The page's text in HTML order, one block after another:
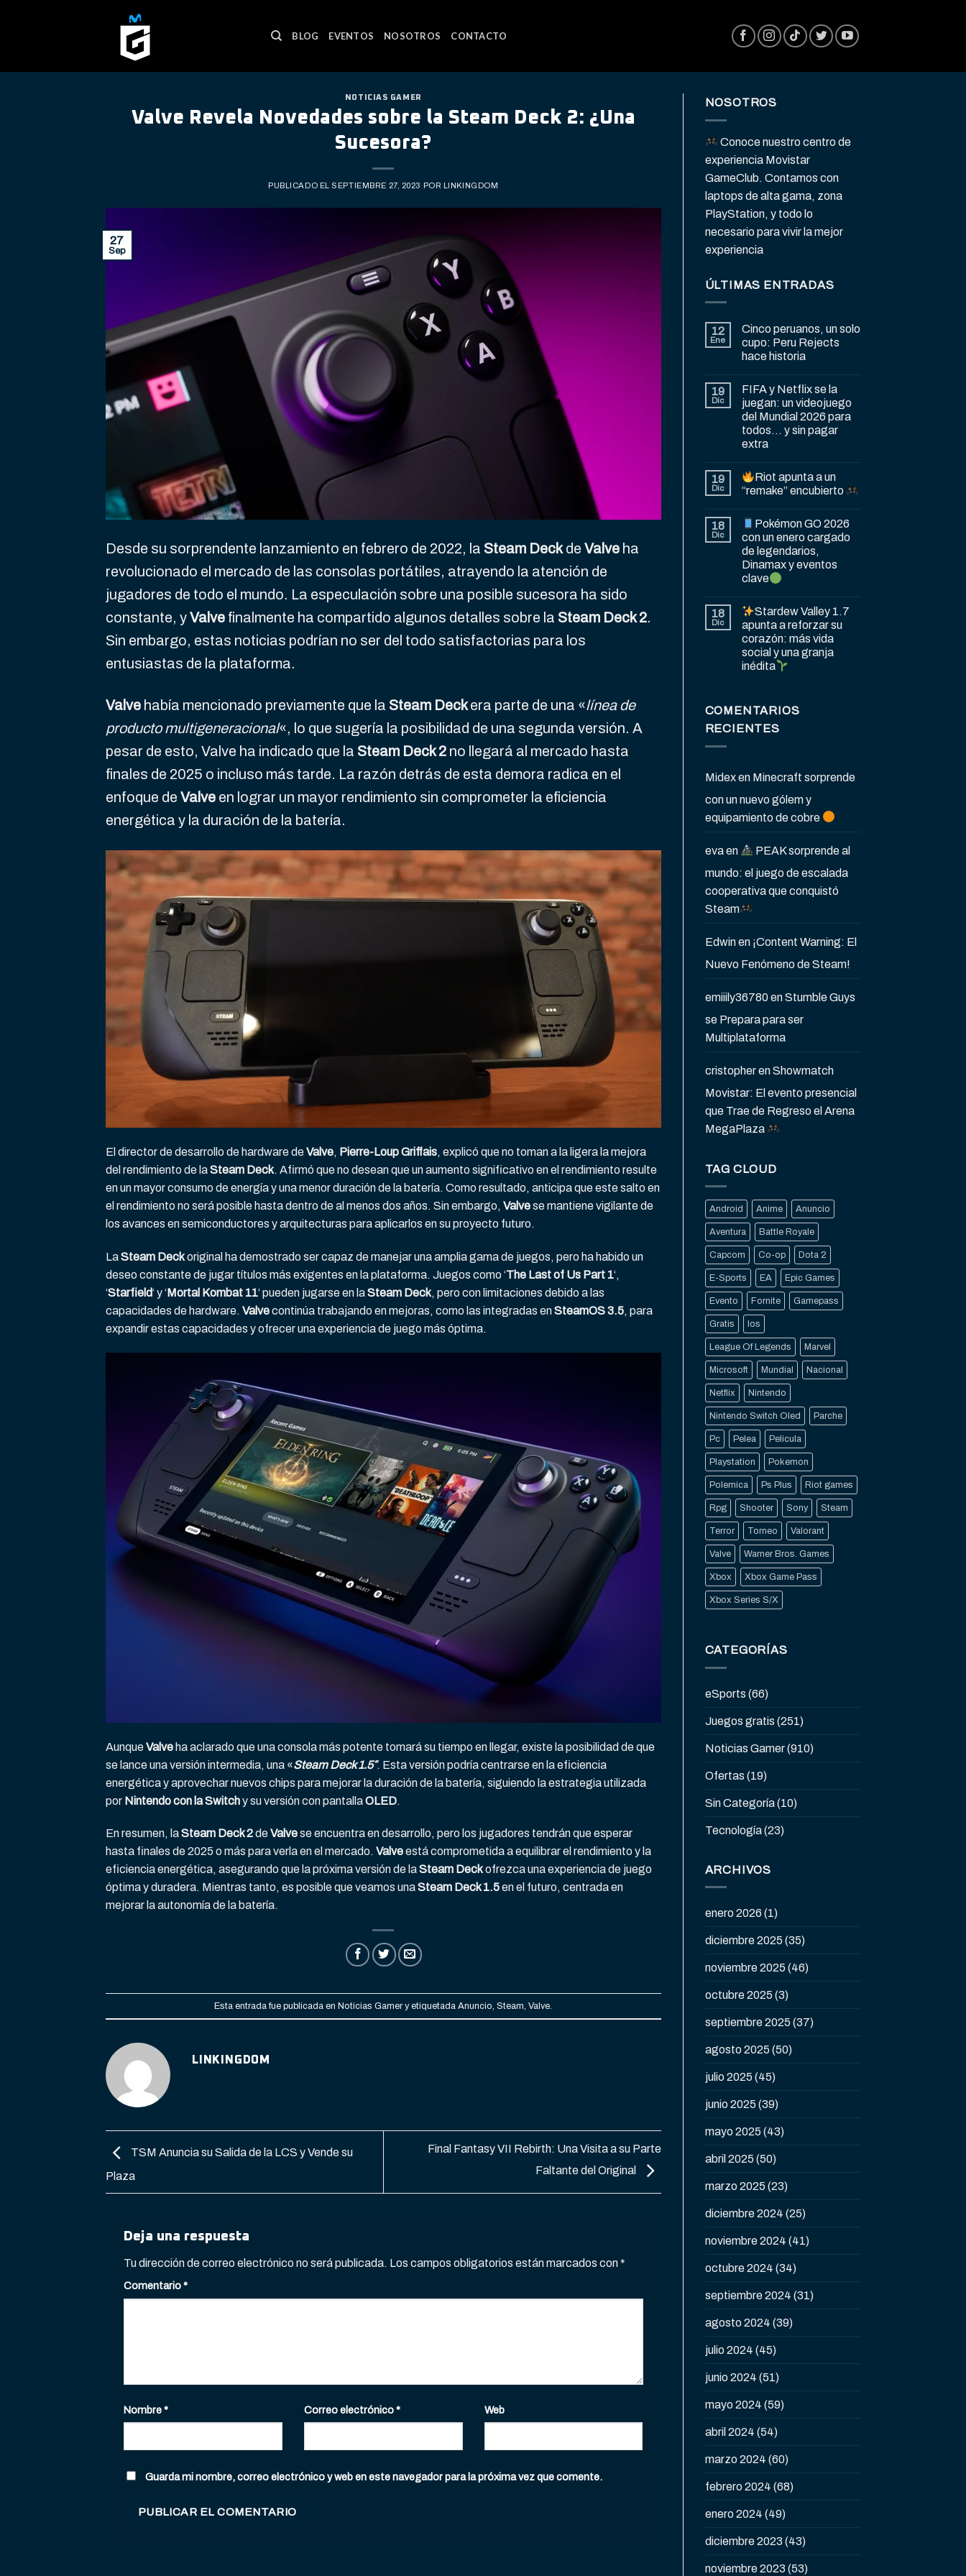
BLOG EVENTOS NOSOTROS CONTACTO
NOTICIAS GAMER
Valve Revela Novedades sobre la Steam Deck 2: ¿Una
Sucesora?
PUBLICADO EL SEPTIEMBRE 27, 2023 POR LINKINGDOM
27
Sep
Desde su sorprendente lanzamiento en febrero de 2022, la Steam Deckde Valve ha
revolucionado el mercado de las consolas portátiles, atrayendo la atención de
jugadores de todo el mundo. La especulación sobre una posible sucesora ha sido
constante, yValve finalmente ha compartido algunos detalles sobre la Steam Deck 2.
Sin embargo, estas noticias podrían no ser del todo satisfactorias para los
entusiastas de la plataforma.
Valve había mencionado previamente que la Steam Deckera parte de una «línea de
producto multigeneracional«, lo que sugería la posibilidad de una segunda versión. A
pesar de esto, Valve ha indicado que la Steam Deck 2 no llegará al mercado hasta
finales de 2025 o incluso más tarde. La razón detrás de esta demora radica en el
enfoque de Valve en lograr un mayor rendimiento sin comprometer la eficiencia
energética y la duración de la batería.
El director de desarrollo de hardware deValve, Pierre-Loup Griffais, explicó que no toman a la ligera la mejora
del rendimiento de laSteam Deck. Afirmó que no desean que un aumento significativo en el rendimiento resulte
en un mayor consumo de energía y una menor duración de la batería. Como resultado, anticipa que este salto en
el rendimiento no será posible hasta dentro de al menos dos años. Sin embargo, Valvese mantiene vigilante de
los avances en semiconductores y arquitecturas para aplicarlos en su proyecto futuro.
LaSteam Deckoriginal ha demostrado ser capaz de manejar una amplia gama de juegos, pero ha habido un
deseo constante de jugar títulos más exigentes en la plataforma. Juegos como ‘The Last of Us Part 1‘,
‘Starfield‘ y ‘Mortal Kombat 11‘ pueden jugarse en laSteam Deck, pero con limitaciones debido a las
capacidades de hardware. Valvecontinúa trabajando en mejoras, como las integradas enSteamOS 3.5, para
expandir estas capacidades y ofrecer una experiencia de juego más óptima.
AunqueValve ha aclarado que una consola más potente tomará su tiempo en llegar, existe la posibilidad de que
se lance una versión intermedia, una «Steam Deck 1.5″. Esta versión podría centrarse en la eficiencia
energética y aprovechar nuevos chips para mejorar la duración de la batería, siguiendo la estrategia utilizada
por Nintendo con la Switchy su versión con pantallaOLED.
En resumen, laSteam Deck 2deValvese encuentra en desarrollo, pero los jugadores tendrán que esperar
hasta finales de 2025 o más para verla en el mercado. Valveestá comprometida a equilibrar el rendimiento y la
eficiencia energética, asegurando que la próxima versión de laSteam Deckofrezca una experiencia de juego
óptima y duradera. Mientras tanto, es posible que veamos unaSteam Deck 1.5en el futuro, centrada en
mejorar la autonomía de la batería.
Esta entrada fue publicada enNoticias Gamer y etiquetadaAnuncio ,Steam ,Valve
LINKINGDOM
TSM Anuncia su Salida de la LCS y Vende su
Plaza
Final Fantasy VII Rebirth: Una Visita a su Parte
Faltante del Original
Deja una respuesta
Tu dirección de correo electrónico no será publicada. Los campos obligatorios están marcados con*
Comentario*
Nombre* Correo electrónico* Web
Guarda mi nombre, correo electrónico y web en este navegador para la próxima vez que comente.
NOSOTROS
Conoce nuestro centro de
experiencia Movistar
GameClub. Contamos con
laptops de alta gama, zona
PlayStation, y todo lo
necesario para vivir la mejor
experiencia
ÚLTIMAS ENTRADAS
12
Ene
Cinco peruanos, un solo
cupo: Peru Rejects
hace historia
19
Dic
FIFA y Netflix se la
juegan: un videojuego
del Mundial 2026 para
todos… y sin pagar
extra
19
Dic
Riot apunta a un
“remake” encubierto
18
Dic
Pokémon GO 2026
con un enero cargado
de legendarios,
Dinamax y eventos
clave
18
Dic
Stardew Valley 1.7
apunta a reforzar su
corazón: más vida
social y una granja
inédita
COMENTARIOS
RECIENTES
Midexen Minecraft sorprende
con un nuevo gólem y
equipamiento de cobre
evaen
PEAK sorprende al
mundo: el juego de escalada
cooperativa que conquistó
Steam
Edwinen ¡Content Warning: El
Nuevo Fenómeno de Steam!
emiiily36780enStumble Guys
se Prepara para ser
Multiplataforma
cristopherenShowmatch
Movistar: El evento presencial
que Trae de Regreso el Arena
MegaPlaza
TAG CLOUD
Android Anime Anuncio
Aventura Battle Royale
Capcom Co-op Dota 2
E-Sports EA Epic Games
Evento Fornite Gamepass
Gratis Ios
League Of Legends Marvel
Microsoft Mundial Nacional
Netflix Nintendo
Nintendo Switch Oled Parche
Pc Pelea Pelicula
Playstation Pokemon
Polemica Ps Plus Riot games
Rpg Shooter Sony Steam
Terror Torneo Valorant
Valve Warner Bros. Games
Xbox Xbox Game Pass
Xbox Series S/X
CATEGORÍAS
eSports (66)
Juegos gratis (251)
Noticias Gamer(910)
Ofertas (19)
Sin Categoría(10)
Tecnología(23)
ARCHIVOS
enero 2026 (1)
diciembre 2025 (35)
noviembre 2025 (46)
octubre 2025 (3)
septiembre 2025 (37)
agosto 2025 (50)
julio 2025 (45)
junio 2025 (39)
mayo 2025 (43)
abril 2025 (50)
marzo 2025 (23)
diciembre 2024 (25)
noviembre 2024 (41)
octubre 2024 (34)
septiembre 2024 (31)
agosto 2024 (39)
julio 2024 (45)
junio 2024 (51)
mayo 2024 (59)
abril 2024 (54)
marzo 2024 (60)
febrero 2024 (68)
enero 2024 (49)
diciembre 2023 (43)
noviembre 2023 (53)